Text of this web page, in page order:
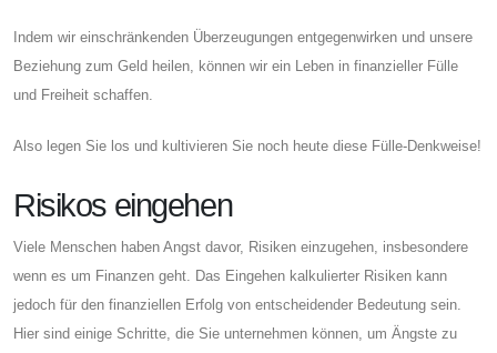
Indem wir einschränkenden Überzeugungen entgegenwirken und unsere
Beziehung zum Geld heilen, können wir ein Leben in finanzieller Fülle
und Freiheit schaffen.
Also legen Sie los und kultivieren Sie noch heute diese Fülle-Denkweise!
Risikos eingehen
Viele Menschen haben Angst davor, Risiken einzugehen, insbesondere
wenn es um Finanzen geht. Das Eingehen kalkulierter Risiken kann
jedoch für den finanziellen Erfolg von entscheidender Bedeutung sein.
Hier sind einige Schritte, die Sie unternehmen können, um Ängste zu